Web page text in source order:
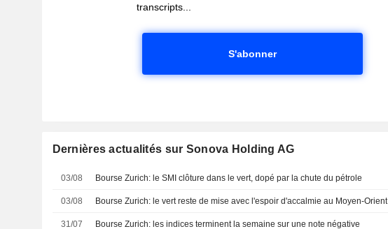
transcripts...
S'abonner
Dernières actualités sur Sonova Holding AG
03/08 Bourse Zurich: le SMI clôture dans le vert, dopé par la chute du pétrole
03/08 Bourse Zurich: le vert reste de mise avec l'espoir d'accalmie au Moyen-Orient
31/07 Bourse Zurich: les indices terminent la semaine sur une note négative